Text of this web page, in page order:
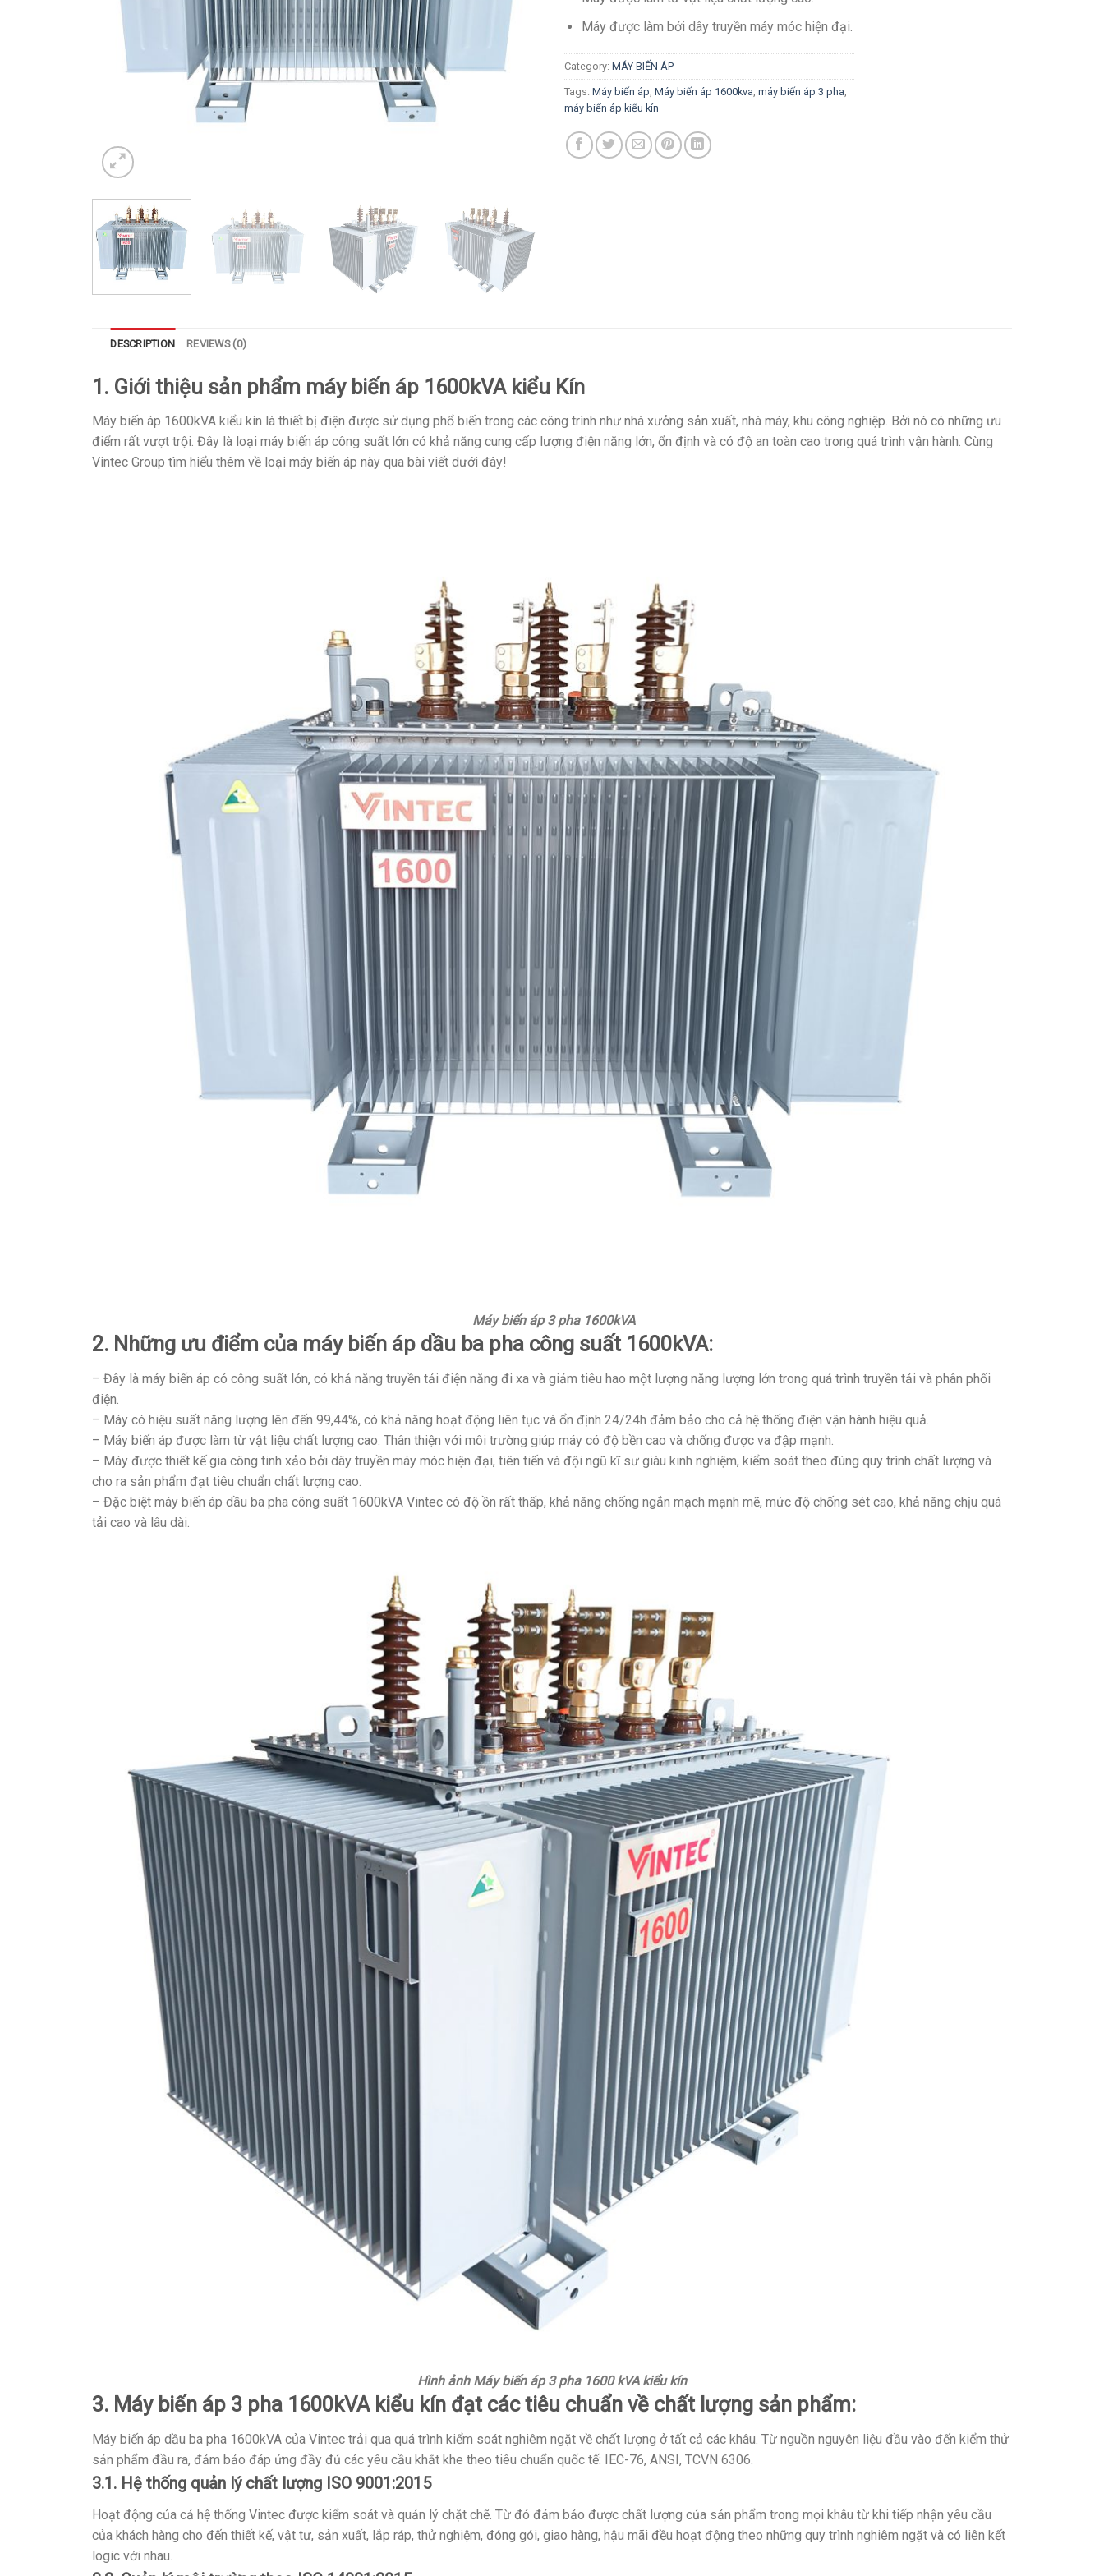
Máy được làm bởi dây truyền máy móc hiện đại.
Category: MÁY BIẾN ÁP
Tags: Máy biến áp, Máy biến áp 1600kva, máy biến áp 3 pha,
máy biến áp kiểu kín
DESCRIPTION REVIEWS (0)
1. Giới thiệu sản phẩm máy biến áp 1600kVA kiểu Kín
Máy biến áp 1600kVA kiểu kín là thiết bị điện được sử dụng phổ biến trong các công trình như nhà xưởng sản xuất, nhà máy, khu công nghiệp. Bởi nó có những ưu
điểm rất vượt trội. Đây là loại máy biến áp công suất lớn có khả năng cung cấp lượng điện năng lớn, ổn định và có độ an toàn cao trong quá trình vận hành. Cùng
Vintec Group tìm hiểu thêm về loại máy biến áp này qua bài viết dưới đây!
Máy biến áp 3 pha 1600kVA
2. Những ưu điểm của máy biến áp dầu ba pha công suất 1600kVA:
– Đây là máy biến áp có công suất lớn, có khả năng truyền tải điện năng đi xa và giảm tiêu hao một lượng năng lượng lớn trong quá trình truyền tải và phân phối
điện.
– Máy có hiệu suất năng lượng lên đến 99,44%, có khả năng hoạt động liên tục và ổn định 24/24h đảm bảo cho cả hệ thống điện vận hành hiệu quả.
– Máy biến áp được làm từ vật liệu chất lượng cao. Thân thiện với môi trường giúp máy có độ bền cao và chống được va đập mạnh.
– Máy được thiết kế gia công tinh xảo bởi dây truyền máy móc hiện đại, tiên tiến và đội ngũ kĩ sư giàu kinh nghiệm, kiểm soát theo đúng quy trình chất lượng và
cho ra sản phẩm đạt tiêu chuẩn chất lượng cao.
– Đặc biệt máy biến áp dầu ba pha công suất 1600kVA Vintec có độ ồn rất thấp, khả năng chống ngắn mạch mạnh mẽ, mức độ chống sét cao, khả năng chịu quá
tải cao và lâu dài.
Hình ảnh Máy biến áp 3 pha 1600 kVA kiểu kín
3. Máy biến áp 3 pha 1600kVA kiểu kín đạt các tiêu chuẩn về chất lượng sản phẩm:
Máy biến áp dầu ba pha 1600kVA của Vintec trải qua quá trình kiểm soát nghiêm ngặt về chất lượng ở tất cả các khâu. Từ nguồn nguyên liệu đầu vào đến kiểm thử
sản phẩm đầu ra, đảm bảo đáp ứng đầy đủ các yêu cầu khắt khe theo tiêu chuẩn quốc tế: IEC-76, ANSI, TCVN 6306.
3.1. Hệ thống quản lý chất lượng ISO 9001:2015
Hoạt động của cả hệ thống Vintec được kiểm soát và quản lý chặt chẽ. Từ đó đảm bảo được chất lượng của sản phẩm trong mọi khâu từ khi tiếp nhận yêu cầu
của khách hàng cho đến thiết kế, vật tư, sản xuất, lắp ráp, thử nghiệm, đóng gói, giao hàng, hậu mãi đều hoạt động theo những quy trình nghiêm ngặt và có liên kết
logic với nhau.